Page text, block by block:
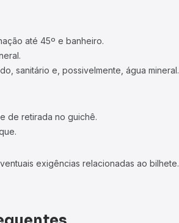
até 45º e banheiro.
sanitário e, possivelmente, água mineral.
de retirada no guichê.
exigências relacionadas ao bilhete.